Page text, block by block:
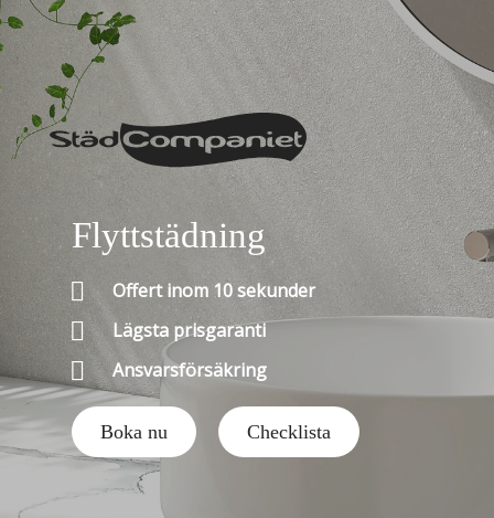
Flyttstädning
 Offert inom 10 sekunder
 Lägsta prisgaranti
 Ansvarsförsäkring
Boka nu Checklista